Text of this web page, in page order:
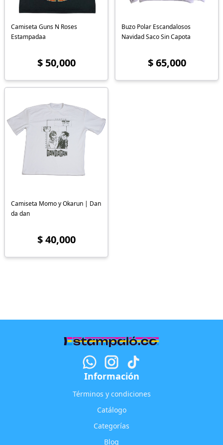
Camiseta Guns N Roses
Estampadaa
$ 50,000
Buzo Polar Escandalosos
Navidad Saco Sin Capota
$ 65,000
Camiseta Momo y Okarun | Dan
da dan
$ 40,000
Información
Términos y condiciones
Catálogo
Categorías
Blog